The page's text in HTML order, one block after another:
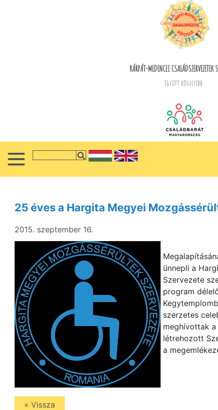
KÁRPÁT-MEDENCEI CSALÁDSZERVEZETEK
Együtt könnyebb...
25 éves a Hargita Megyei
2015. szeptember 16.
ünnepli a
Szervezete
program
szerzetes
meghívottak
létrehozott
a
« Vissza